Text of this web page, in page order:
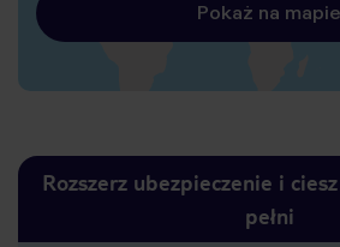
Pokaż na mapie
Rozszerz ubezpieczenie i
pełni